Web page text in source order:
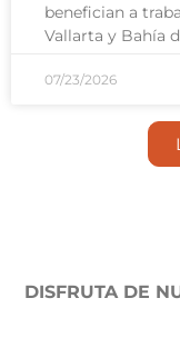
benefician a
Vallarta y Bahía
07/23/2026
DISFRUTA DE